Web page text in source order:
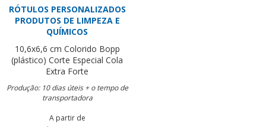
RÓTULOS PERSONALIZADOS
PRODUTOS DE LIMPEZA E
QUÍMICOS
10,6x6,6 cm Colorido Bopp
(plástico) Corte Especial Cola
Extra Forte
Produção: 10 dias úteis + o tempo de
transportadora
A partir de